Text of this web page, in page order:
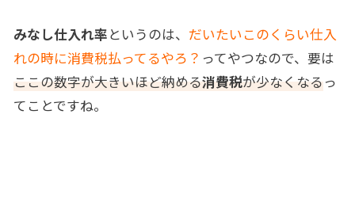
みなし仕入れ率というのは、 だいたいこのくらい仕入
れの時に消費税払ってるやろ？ ってやつなので、要は
ここの数字が大きいほど納める消費税が少なくなるっ
てことですね。